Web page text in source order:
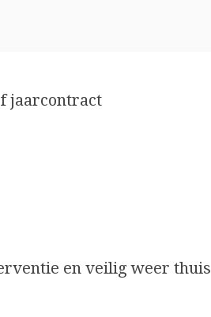
jaarcontract
en veilig weer thuis